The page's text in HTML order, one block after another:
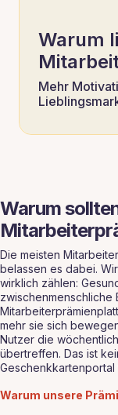
Warum
Mehr
Warum
Die meisten
belassen es dabei.
wirklich zählen:
mehr sie sich
Nutzer die
übertreffen. Das ist
Geschenkkartenportal
Warum unsere